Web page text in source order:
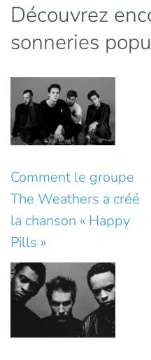
Découvrez
sonneries
Comment le groupe
The Weathers a créé
la chanson « Happy
Pills »